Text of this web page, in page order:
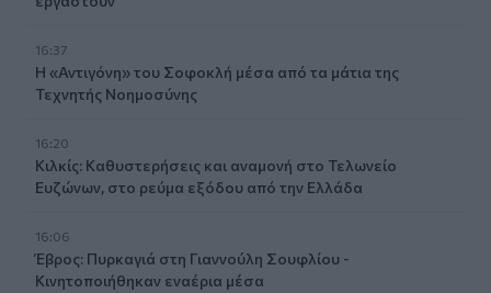
16:37
Η «Αντιγόνη» του Σοφοκλή μέσα από τα μάτια της
Τεχνητής Νοημοσύνης
16:20
Κιλκίς: Καθυστερήσεις και αναμονή στο Τελωνείο
Ευζώνων, στο ρεύμα εξόδου από την Ελλάδα
16:06
Έβρος: Πυρκαγιά στη Γιαννούλη Σουφλίου -
Κινητοποιήθηκαν εναέρια μέσα